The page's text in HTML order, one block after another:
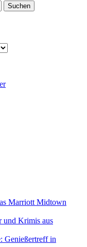
Marriott Midtown
und Krimis aus
Genießertreff in